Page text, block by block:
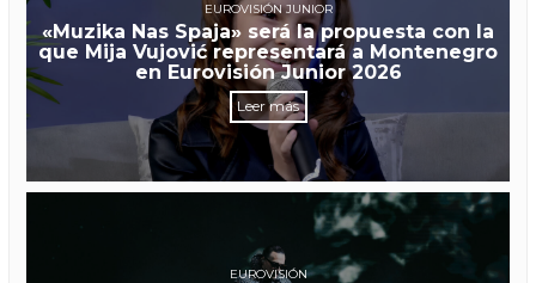
EUROVISIÓN JUNIOR
«Muzika Nas Spaja» será la propuesta con la
que Mija Vujović representará a Montenegro
en Eurovisión Junior 2026
Leer más
EUROVISIÓN